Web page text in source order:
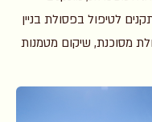
לטיפול בפסולת בניין
מסוכנת, שיקום מטמנות